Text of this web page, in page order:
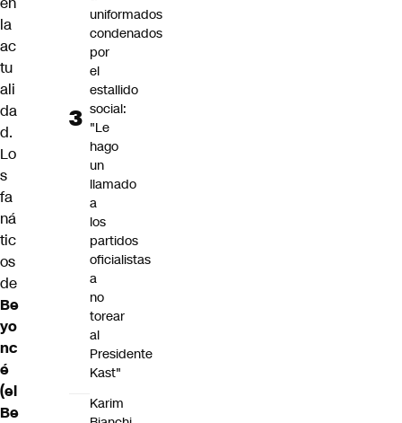
la
ac
tu
ali
da
d.
Lo
s
fa
ná
tic
os
de
Be
yo
nc
é
(el
Be
uniformados
condenados
por
el
estallido
social:
"Le
hago
un
llamado
a
los
partidos
oficialistas
a
no
torear
al
Presidente
Kast"
Karim